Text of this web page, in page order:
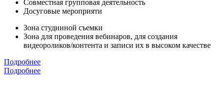
Совместная групповая деятельность
Досуговые мероприяти
Зона студииной съемки
Зона для проведения вебинаров, для создания
видеороликов/контента и записи их в высоком качестве
Подробнее
Подробнее